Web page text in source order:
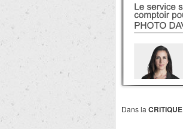
Dans la CRITIQUE